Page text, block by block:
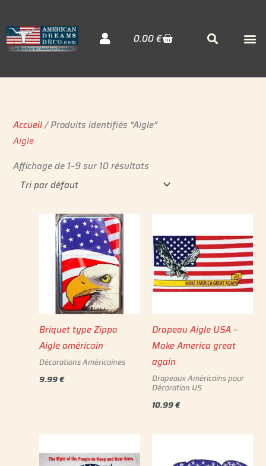
au
contenu
0.00€Cart
Accueil/ Produits identifiés “Aigle”
Aigle
Affichage de 1–9 sur 10 résultats
Briquet type Zippo
Aigle américain
Décorations Américaines
9.99€
Drapeau Aigle USA –
Make America great
again
Drapeaux Américains pour
Décoration US
10.99€